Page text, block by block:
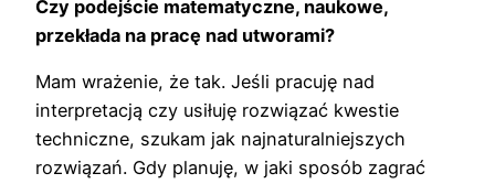
Czy podejście matematyczne, naukowe,
przekłada na pracę nad utworami?
Mam wrażenie, że tak. Jeśli pracuję nad
interpretacją czy usiłuję rozwiązać kwestie
techniczne, szukam jak najnaturalniejszych
rozwiązań. Gdy planuję, w jaki sposób zagrać